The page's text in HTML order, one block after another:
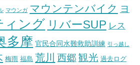
マウンガ マウンテンバイク ヨ
ィング リバーSUP レス
多摩 官民合同水難救助訓練 引っ越し
梅雨 福島 荒川 西郷観光 過去ログ